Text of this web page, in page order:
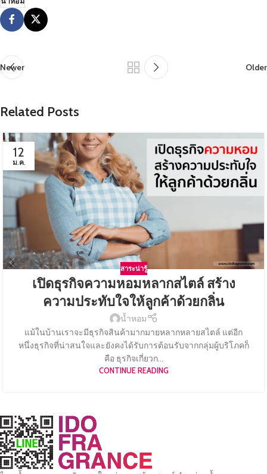
Newer Older
Related Posts
12
ม.ค.
สาระน่ารู้
เปิดธุรกิจความหอมหลากสไตล์ สร้าง
ความประทับใจให้ลูกค้าด้วยกลิ่น
น้ำหอม
แม้ในบ้านเราจะมีธุรกิจสินค้ามากมายหลากหลายสไตล์ แต่อีก
หนึ่งธุรกิจที่น่าสนใจและยังคงได้รับการต้อนรับจากกลุ่มผู้บริโภคก็
คือ ธุรกิจเกี่ยวก...
CONTINUE READING